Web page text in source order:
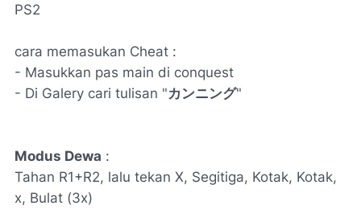
PS2
cara memasukan Cheat :
- Masukkan pas main di conquest
- Di Galery cari tulisan "カンニング"
Modus Dewa :
Tahan R1+R2, lalu tekan X, Segitiga, Kotak, Kotak,
x, Bulat (3x)